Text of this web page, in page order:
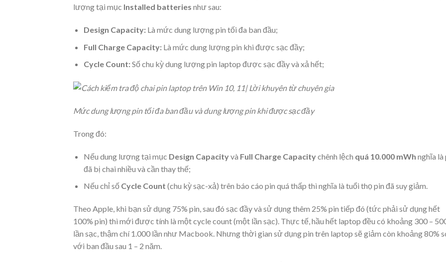
lượng tại mục Installed batteries như sau:
Design Capacity: Là mức dung lượng pin tối đa ban đầu;
Full Charge Capacity:Là mức dung lượng pin khi được sạc đầy;
Cycle Count:Số chu kỳ dung lượng pin laptop được sạc đầy và xả hết;
Mức dung lượng pin tối đa ban đầu và dung lượng pin khi được sạc đầy
Trong đó:
Nếu dung lượng tại mục Design Capacityvà Full Charge Capacitychênh lệch quá 10.000 mWh nghĩa là
đã bị chai nhiều và cần thay thế;
Nếu chỉ sốCycle Count (chu kỳ sạc-xả) trên báo cáo pin quá thấp thì nghĩa là tuổi thọ pin đã suy giảm.
Theo Apple, khi bạn sử dụng 75% pin, sau đó sạc đầy và sử dụng thêm 25% pin tiếp đó (tức phải sử dụng hết
100% pin) thì mới được tính là một cycle count (một lần sạc). Thực tế, hầu hết laptop đều có khoảng 300 –
lần sạc, thậm chí 1.000 lần như Macbook. Nhưng thời gian sử dụng pin trên laptop sẽ giảm còn khoảng 80%
với ban đầu sau 1 – 2 năm.